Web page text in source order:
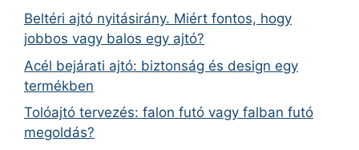
Beltéri ajtó nyitásirány. Miért fontos, hogy
jobbos vagy balos egy ajtó?
Acél bejárati ajtó: biztonság és design egy
termékben
Tolóajtó tervezés: falon futó vagy falban futó
megoldás?